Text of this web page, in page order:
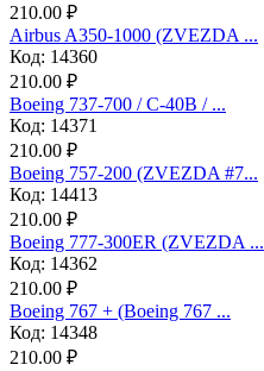
210.00 ₽
Airbus A350-1000 (ZVEZDA ...
Код: 14360
210.00 ₽
Boeing 737-700 / C-40B / ...
Код: 14371
210.00 ₽
Boeing 757-200 (ZVEZDA #7...
Код: 14413
210.00 ₽
Boeing 777-300ER (ZVEZDA ...
Код: 14362
210.00 ₽
Boeing 767 + (Boeing 767 ...
Код: 14348
210.00 ₽